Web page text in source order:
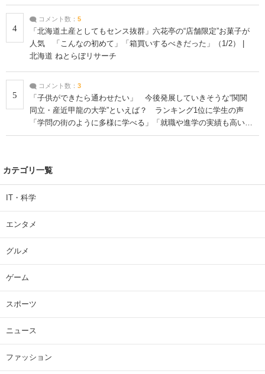
4
コメント数： 5
「北海道土産としてもセンス抜群」六花亭の“店舗限定”お菓子が
人気 「こんなの初めて」「箱買いするべきだった」（1/2） |
北海道 ねとらぼリサーチ
5
コメント数： 3
「子供ができたら通わせたい」 今後発展していきそうな“関関
同立・産近甲龍の大学”といえば？ ランキング1位に学生の声
「学問の街のように多様に学べる」「就職や進学の実績も高い」
| 大学 ねとらぼリサーチ
カテゴリ一覧
IT・科学
エンタメ
グルメ
ゲーム
スポーツ
ニュース
ファッション